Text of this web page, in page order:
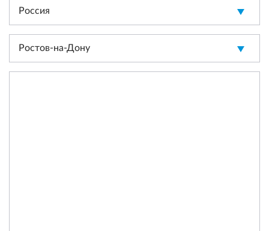
Россия
Ростов-на-Дону